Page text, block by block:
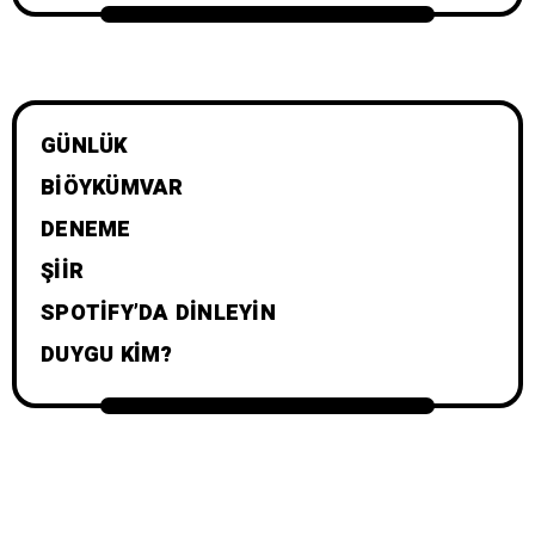
GÜNLÜK
BIÖYKÜMVAR
DENEME
ŞIIR
SPOTIFY’DA DINLEYIN
DUYGU KIM?